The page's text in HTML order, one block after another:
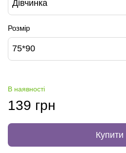
Дівчинка
Розмір
75*90
В наявності
139 грн
Купити